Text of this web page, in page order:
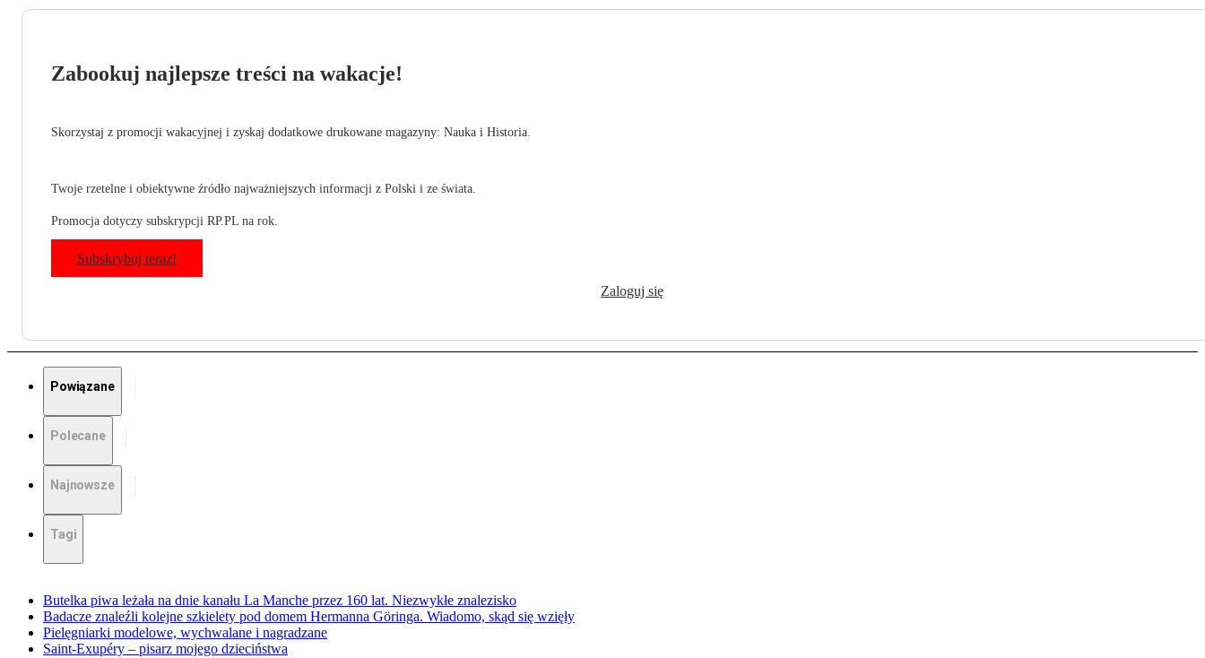
Zabookuj najlepsze treści na wakacje!
Skorzystaj z promocji wakacyjnej i zyskaj dodatkowe drukowane magazyny: Nauka i Historia.
Twoje rzetelne i obiektywne źródło najważniejszych informacji z Polski i ze świata.
Promocja dotyczy subskrypcji RP.PL na rok.
Subskrybuj teraz!
Zaloguj się
Powiązane
Polecane
Najnowsze
Tagi
Butelka piwa leżała na dnie kanału La Manche przez 160 lat. Niezwykłe znalezisko
Badacze znaleźli kolejne szkielety pod domem Hermanna Göringa. Wiadomo, skąd się wzięły
Pielęgniarki modelowe, wychwalane i nagradzane
Saint-Exupéry – pisarz mojego dzieciństwa